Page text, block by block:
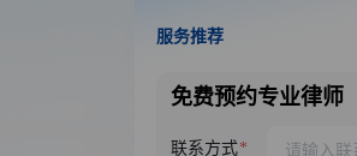
服务推荐
免费预约专业律师
联系方式